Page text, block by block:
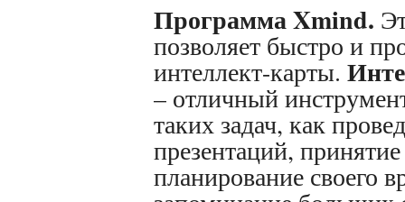
Программа Xmind.
позволяет быстро и
интеллект-карты.
– отличный
таких задач, как
презентаций,
планирование своего